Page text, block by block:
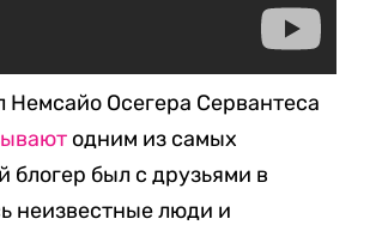
Немсайо Осегера Сервантеса
одним из самых
блогер был с друзьями в
неизвестные люди и